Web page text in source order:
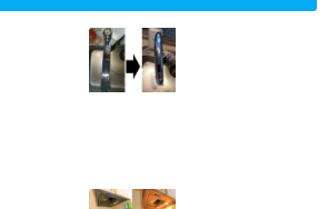
チレス水栓にDIY